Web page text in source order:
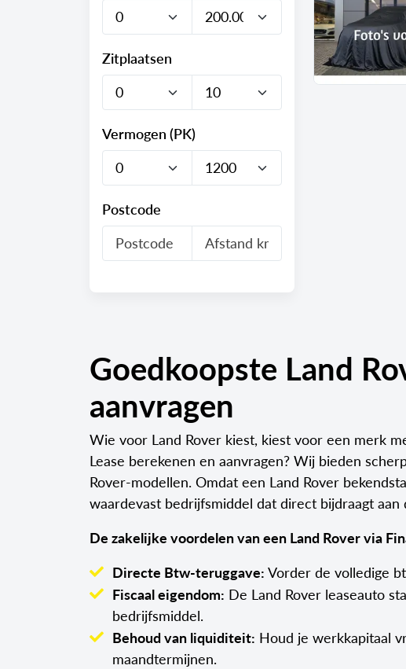
Zitplaatsen
Vermogen (PK)
Postcode
Goedkoopste Land
aanvragen
Wie voor Land Rover kiest, kiest voor een merk
Lease berekenen en aanvragen? Wij bieden
Rover-modellen. Omdat een Land Rover
waardevast bedrijfsmiddel dat direct bijdraagt
De zakelijke voordelen van een Land Rover via
Directe Btw-teruggave: Vorder de volledige
Fiscaal eigendom: De Land Rover leaseauto
bedrijfsmiddel.
Behoud van liquiditeit: Houd je werkkapitaal
maandtermijnen.